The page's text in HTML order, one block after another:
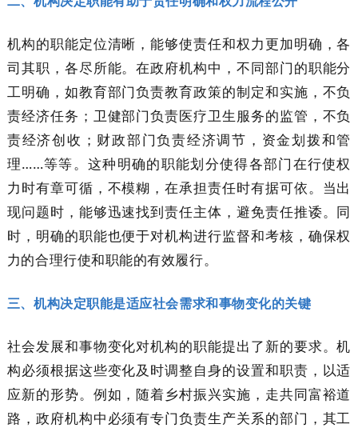
机构的职能定位清晰，能够使责任和权力更加明确，各
司其职，各尽所能。在政府机构中，不同部门的职能分
工明确，如教育部门负责教育政策的制定和实施，不负
责经济任务；卫健部门负责医疗卫生服务的监管，不负
责经济创收；财政部门负责经济调节，资金划拨和管
理……等等。这种明确的职能划分使得各部门在行使权
力时有章可循，不模糊，在承担责任时有据可依。当出
现问题时，能够迅速找到责任主体，避免责任推诿。同
时，明确的职能也便于对机构进行监督和考核，确保权
力的合理行使和职能的有效履行。
三、机构决定职能是适应社会需求和事物变化的关键
社会发展和事物变化对机构的职能提出了新的要求。机
构必须根据这些变化及时调整自身的设置和职责，以适
应新的形势。例如，随着乡村振兴实施，走共同富裕道
路，政府机构中必须有专门负责生产关系的部门，其工